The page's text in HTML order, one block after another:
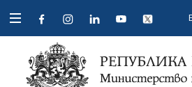
Open
navigation